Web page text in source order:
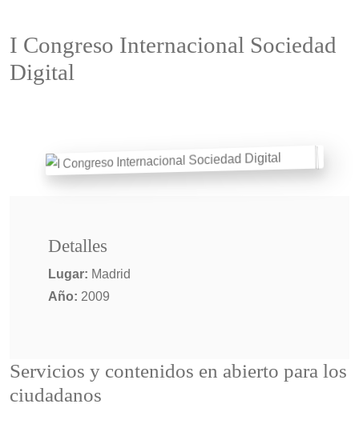
I Congreso Internacional Sociedad
Digital
Detalles
Lugar: Madrid
Año: 2009
Servicios y contenidos en abierto para los
ciudadanos